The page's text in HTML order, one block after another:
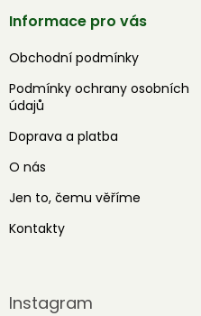
Informace pro vás
Obchodní podmínky
Podmínky ochrany osobních
údajů
Doprava a platba
O nás
Jen to, čemu věříme
Kontakty
Instagram